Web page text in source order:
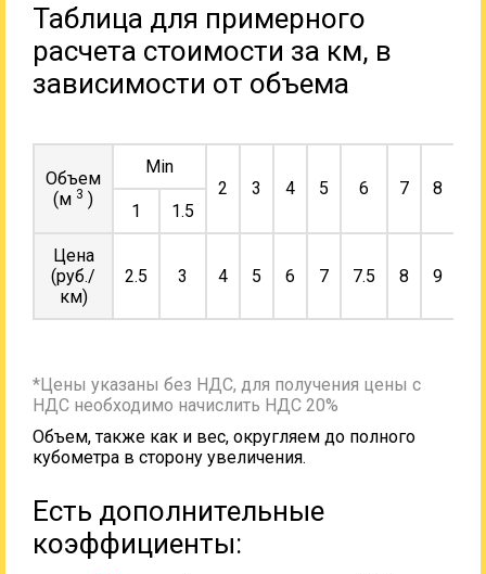
Таблица для примерного
расчета стоимости за км, в
зависимости от объема
Объем
(м 3 )
Min
2
3 4 5 6 7 8
1
1.5
Цена
(руб./
км)
2.5 3 4 5 6 7 7.5 8 9
*Цены указаны без НДС, для получения цены с
НДС необходимо начислить НДС 20%
Объем, также как и вес, округляем до полного
кубометра в сторону увеличения.
Есть дополнительные
коэффициенты: